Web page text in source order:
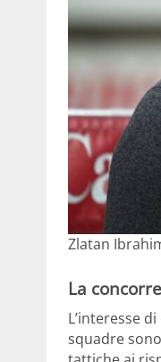
Zlatan
La
L’interesse
squadre